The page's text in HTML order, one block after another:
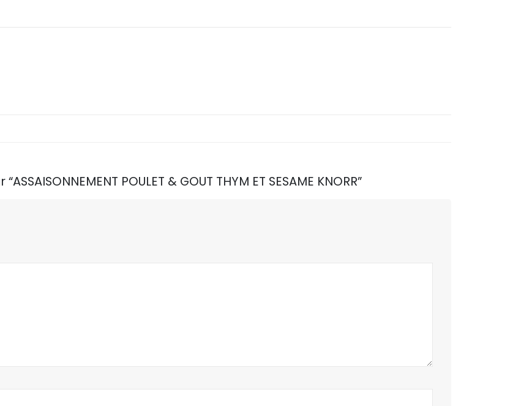
POULET & GOUT THYM ET SESAME KNORR”